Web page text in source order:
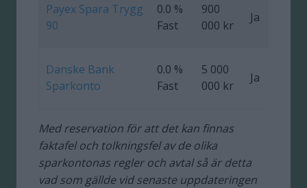
Payex Spara Trygg
90
0.0 %
Fast
900
000 kr
Ja
Danske Bank
Sparkonto
0.0 %
Fast
5 000
000 kr
Ja
Med reservation för att det kan finnas
faktafel och tolkningsfel av de olika
sparkontonas regler och avtal så är detta
vad som gällde vid senaste uppdateringen